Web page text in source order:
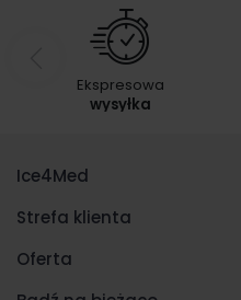
Ekspresowa
wysyłka
Ice4Med
Strefa klienta
Oferta